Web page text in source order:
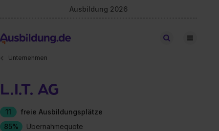
Ausbildung 2026
Stellen finden
Unternehmen
L.I.T. AG
11
freie Ausbildungsplätze
85%
Übernahmequote